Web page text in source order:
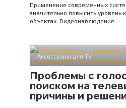
Применение современных
значительно повысить уровень
объектах. Видеонаблюдение
Аксессуары для TV
Проблемы с
поиском на
причины и